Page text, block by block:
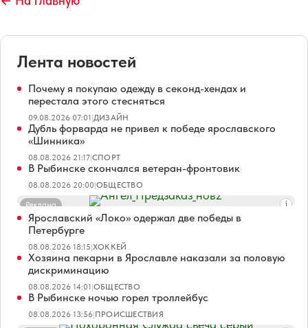
Лента новостей
Почему я покупаю одежду в секонд-хендах и
перестала этого стесняться
09.08.2026 07:01|ДИЗАЙН
Дубль форварда не привел к победе ярославского
«Шинника»
08.08.2026 21:17|СПОРТ
В Рыбинске скончался ветеран-фронтовик
08.08.2026 20:00|ОБЩЕСТВО
Реклама
Ярославский «Локо» одержал две победы в
Петербурге
08.08.2026 18:15|ХОККЕЙ
Хозяина пекарни в Ярославле наказали за половую
дискриминацию
08.08.2026 14:01|ОБЩЕСТВО
В Рыбинске ночью горел троллейбус
08.08.2026 13:56|ПРОИСШЕСТВИЯ